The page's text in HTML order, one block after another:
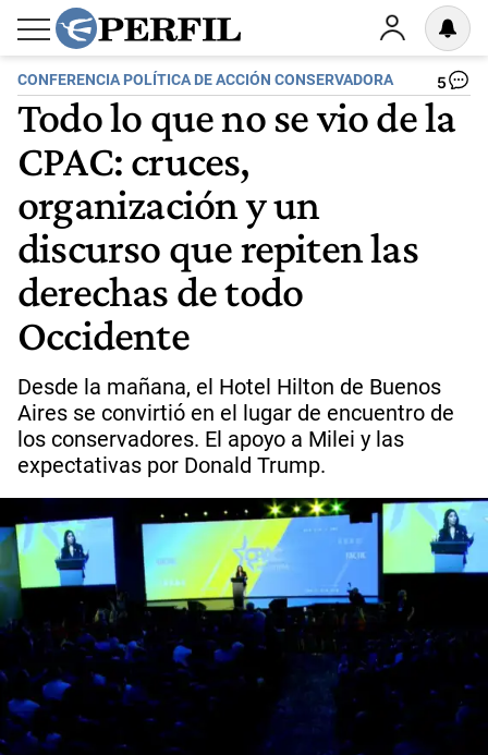
CONFERENCIA POLÍTICA DE ACCIÓN CONSERVADORA 5
Todo lo que no se vio de la
CPAC: cruces,
organización y un
discurso que repiten las
derechas de todo
Occidente
Desde la mañana, el Hotel Hilton de Buenos
Aires se convirtió en el lugar de encuentro de
los conservadores. El apoyo a Milei y las
expectativas por Donald Trump.